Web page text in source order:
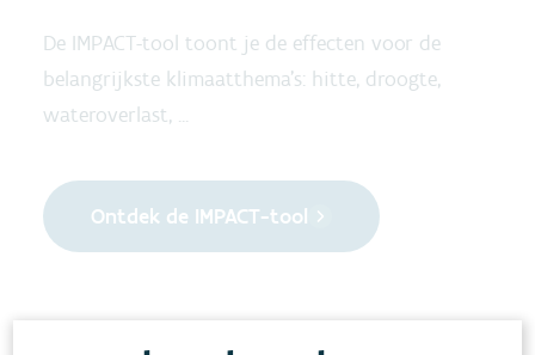
De IMPACT-tool toont je de effecten voor de
belangrijkste klimaatthema's: hitte, droogte,
wateroverlast, ...
Ontdek de IMPACT-tool